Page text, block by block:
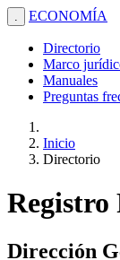
. ECONOMÍA
Directorio
Marco
Manuales
Preguntas
Inicio
Directorio
Registro
Dirección